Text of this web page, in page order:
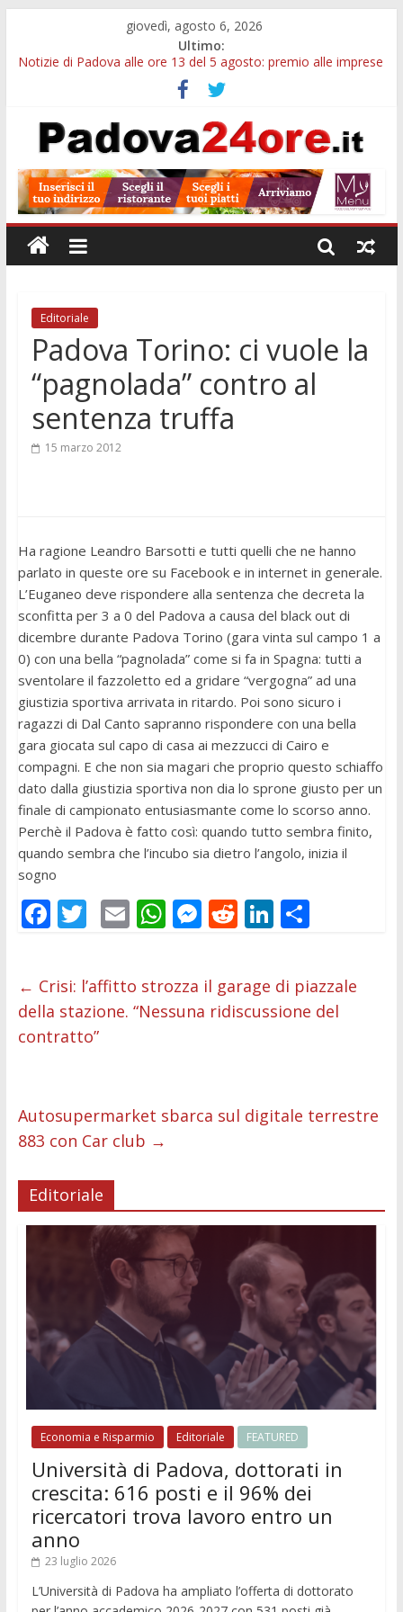
giovedì, agosto 6, 2026
Ultimo:
Notizie di Padova alle ore 13 del 5 agosto: premio alle imprese
Notizie di Padova alle ore 21: SIT torna all’utile, crescono le
auto nuove e concorsi comunali
Transizione 4.0, più tempo alle imprese del Padovano:
Quando le dimissioni non fanno perdere la NASpI: le tutele
previste nei casi di violenza di genere
Malattie neurodegenerative, uno studio dell’Università di
Padova parte dall’infiammazione intestinale
Editoriale
Padova Torino: ci vuole la
“pagnolada” contro al
sentenza truffa
15 marzo 2012
Ha ragione Leandro Barsotti e tutti quelli che ne hanno
parlato in queste ore su Facebook e in internet in generale.
L’Euganeo deve rispondere alla sentenza che decreta la
sconfitta per 3 a 0 del Padova a causa del black out di
dicembre durante Padova Torino (gara vinta sul campo 1 a
0) con una bella “pagnolada” come si fa in Spagna: tutti a
sventolare il fazzoletto ed a gridare “vergogna” ad una
giustizia sportiva arrivata in ritardo. Poi sono sicuro i
ragazzi di Dal Canto sapranno rispondere con una bella
gara giocata sul capo di casa ai mezzucci di Cairo e
compagni. E che non sia magari che proprio questo schiaffo
dato dalla giustizia sportiva non dia lo sprone giusto per un
finale di campionato entusiasmante come lo scorso anno.
Perchè il Padova è fatto così: quando tutto sembra finito,
quando sembra che l’incubo sia dietro l’angolo, inizia il
sogno
F
e
b
o
T
itt
er
E
ai
l
W
s
A
M
ss
e
n
R
di
t
Li
k
e
dI
C
di
vi
← Crisi: l’affitto strozza il garage di piazzale
della stazione. “Nessuna ridiscussione del
contratto”
Autosupermarket sbarca sul digitale terrestre
883 con Car club →
Editoriale
Economia e Risparmio Editoriale FEATURED
Università di Padova, dottorati in
crescita: 616 posti e il 96% dei
ricercatori trova lavoro entro un
anno
23 luglio 2026
L’Università di Padova ha ampliato l’offerta di dottorato